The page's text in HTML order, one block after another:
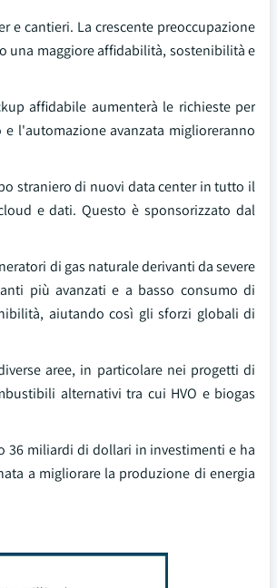
e cantieri. La crescente preoccupazione
una maggiore affidabilità, sostenibilità e
affidabile aumenterà le richieste per
l'automazione avanzata miglioreranno
straniero di nuovi data center in tutto il
e dati. Questo è sponsorizzato dal
di gas naturale derivanti da severe
più avanzati e a basso consumo di
aiutando così gli sforzi globali di
aree, in particolare nei progetti di
alternativi tra cui HVO e biogas
36 miliardi di dollari in investimenti e ha
a migliorare la produzione di energia